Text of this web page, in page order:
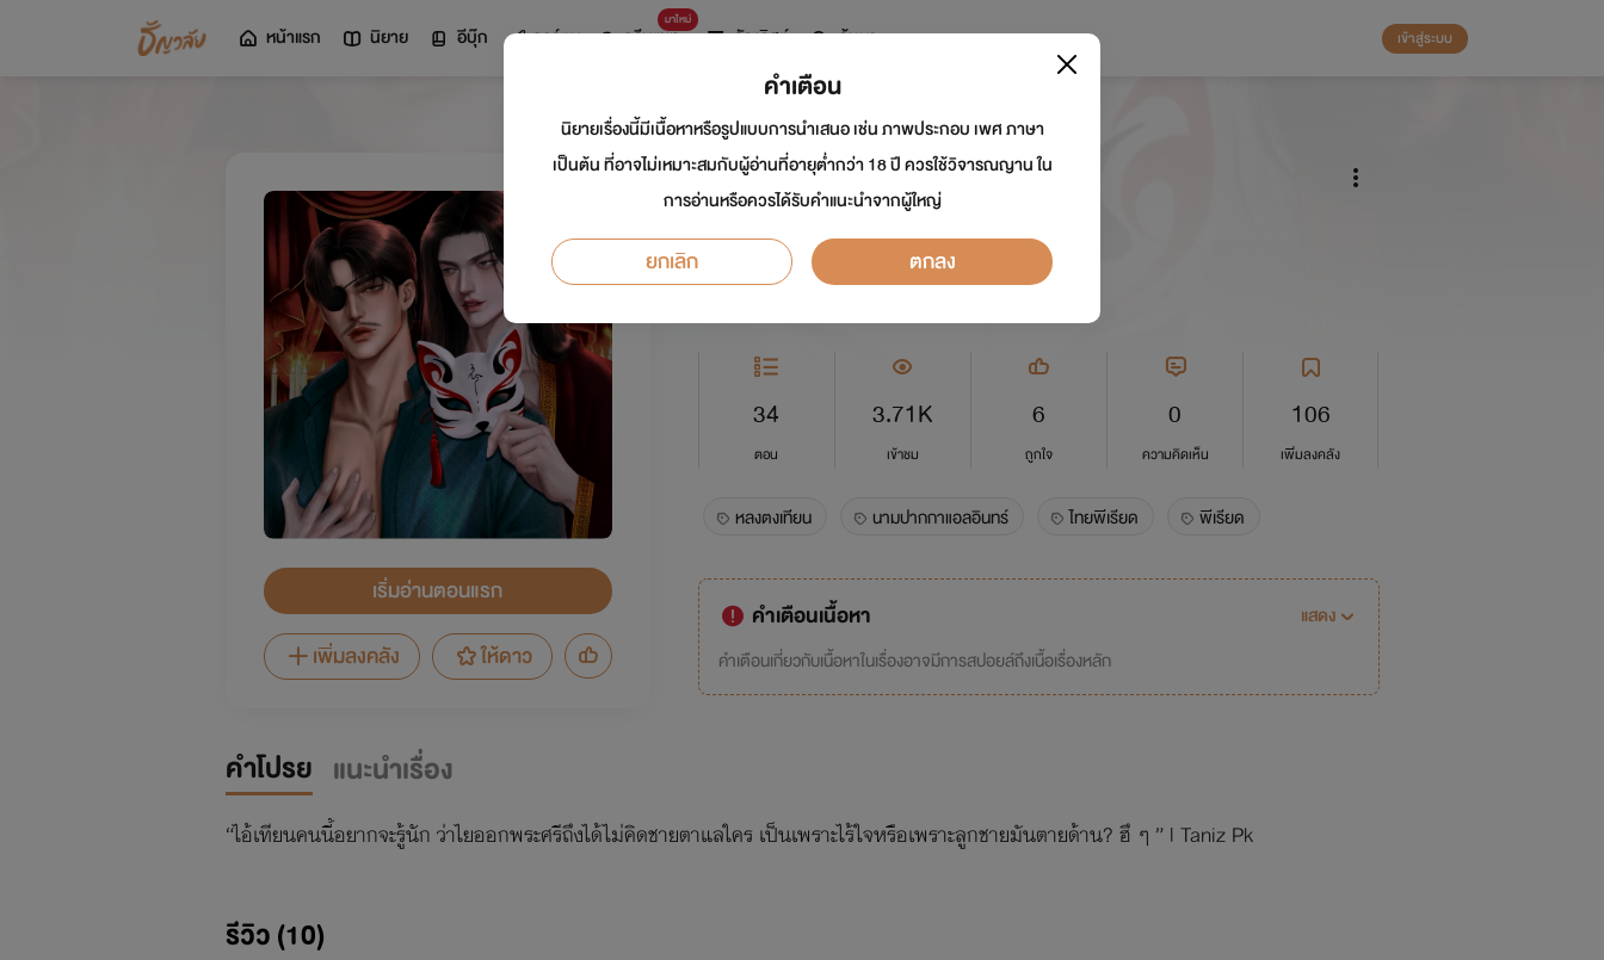
หน้าแรก นิยาย อีบุ๊ก การ์ตูน
มาใหม่
ดรีมแชท ธัญลิสต์ ค้นหา เข้าสู่ระบบ
เริ่มอ่านตอนแรก
เพิ่มลงคลัง
ให้ดาว
หลงตงเทียน
นักเขียน:แอลอินทร์ นักวาด: Taniz Pk
Y
34
ตอน
3.71K
เข้าชม
6
ถูกใจ
0
ความคิดเห็น
106
เพิ่มลงคลัง
หลงตงเทียน นามปากกาแอลอินทร์ ไทยพีเรียด พีเรียด
คำเตือนเนื้อหา
แสดง
คำเตือนเกี่ยวกับเนื้อหาในเรื่องอาจมีการสปอยล์ถึงเนื้อเรื่องหลัก
คำโปรย แนะนำเรื่อง
“ไอ้เทียนคนนี้อยากจะรู้นัก ว่าไยออกพระศรีถึงได้ไม่คิดชายตาแลใคร เป็นเพราะไร้ใจหรือเพราะลูกชายมันตายด้าน? ฮึ ๆ ” l Taniz Pk
รีวิว (10)
คำเตือน
นิยายเรื่องนี้มีเนื้อหาหรือรูปแบบการนำเสนอ เช่น ภาพประกอบ เพศ ภาษา
เป็นต้น ที่อาจไม่เหมาะสมกับผู้อ่านที่อายุต่ำกว่า 18 ปี ควรใช้วิจารณญาน ใน
การอ่านหรือควรได้รับคำแนะนำจากผู้ใหญ่
ยกเลิก ตกลง